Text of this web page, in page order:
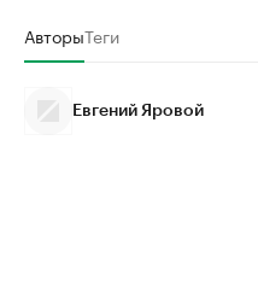
АвторыТеги
Евгений Яровой